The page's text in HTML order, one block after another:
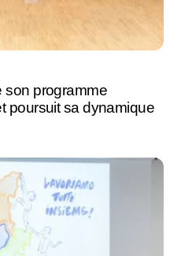
son programme
poursuit sa dynamique